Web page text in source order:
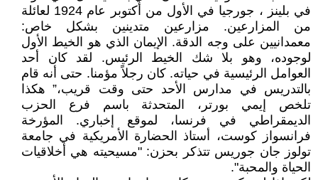
في بلينز ، جورجيا في الأول من أكتوبر عام 1924 لعائلة
من المزارعين. مزارعين متدينين بشكل خاص:
معمدانيين على وجه الدقة. الإيمان الذي هو الخيط الأول
لوجوده، وهو بلا شك الخيط الرئيس. لقد كان أحد
العوامل الرئيسية في حياته. كان رجلاً مؤمنا. حتى أنه قام
بالتدريس في مدارس الأحد حتى وقت قريب،” هكذا
تلخص إيمي بورتر، المتحدثة باسم فرع الحزب
الديمقراطي في فرنسا، لموقع إخباري. المؤرخة
فرانسواز كوست، أستاذ الحضارة الأمريكية في جامعة
تولوز جان جوريس تتذكر بحزن: "مسيحيته هي أخلاقيات
الحياة والمحبة".